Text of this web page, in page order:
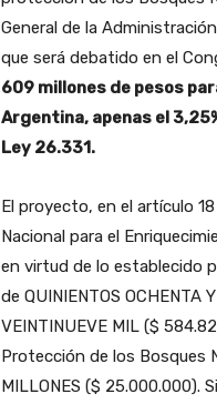
General de la
que será debatido en el
609 millones de pesos
Argentina, apenas el
Ley 26.331.
El proyecto, en el artículo
Nacional para el
en virtud de lo establecido
de QUINIENTOS OCHENTA
VEINTINUEVE MIL ($
Protección de los Bosques
MILLONES ($ 25.000.000).